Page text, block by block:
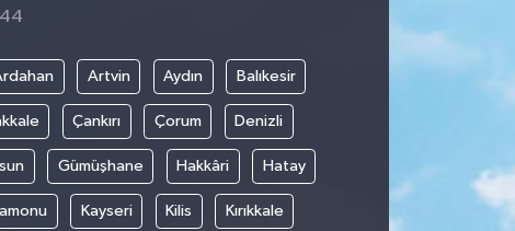
Artvin Aydın Balıkesir
Çankırı Çorum Denizli
Gümüşhane Hakkâri Hatay
Kayseri Kilis Kırıkkale